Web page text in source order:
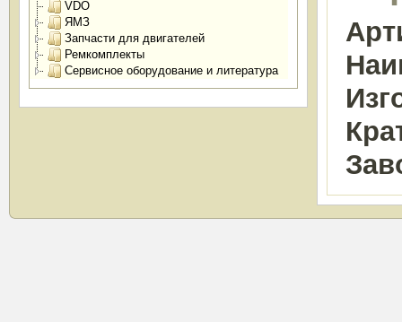
VDO
ЯМЗ
Запчасти для двигателей
Ремкомплекты
Сервисное оборудование и литература